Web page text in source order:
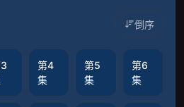
倒序
第4
集
第5
集
第6
集